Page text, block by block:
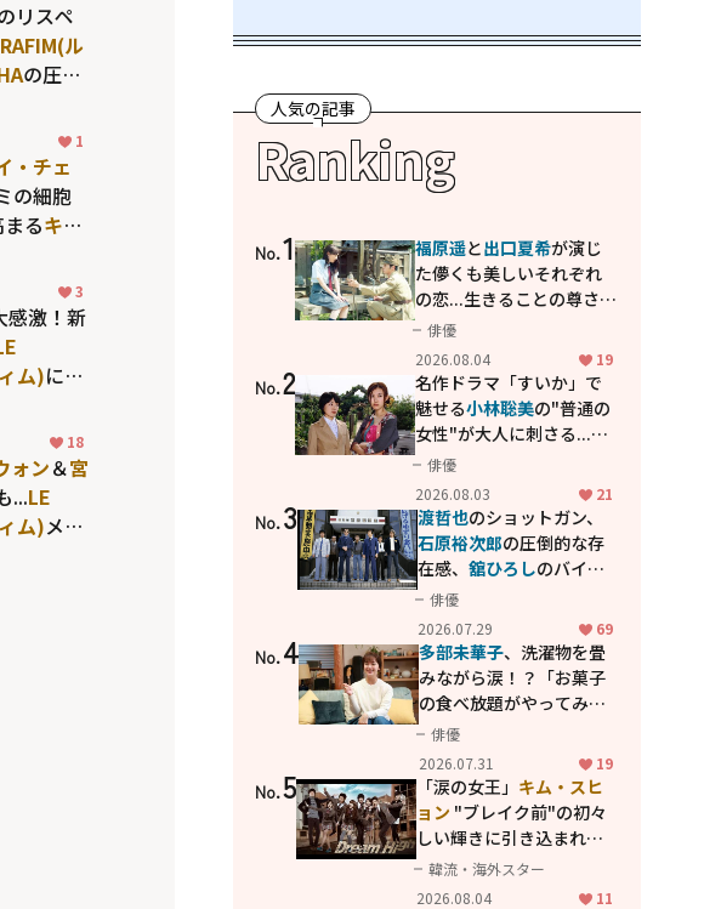
リスペ
ル
の圧巻
！
こそ実 1
・チェ
の細胞
るキ
の登竜
ク」の
3
感激！新
ム)に対
ーム
絶賛し
の言葉と
18
ォン＆宮
...LE
ム)メン
いま
屋での
人気の記事
Ranking
No.1 福原遥と出口夏希が演じ
た儚くも美しいそれぞれ
の恋...生きることの尊さを
教えてくれた映画「あの
花が咲く丘で、君とまた出
会えたら。」
俳優
2026.08.04
19
No.2
名作ドラマ「すいか」で
魅せる小林聡美の"普通の
女性"が大人に刺さる...映
画「かもめ食堂」にも通
じる静かな芝居
俳優
2026.08.03
21
No.3 渡哲也のショットガン、
石原裕次郎の圧倒的な存
在感、舘ひろしのバイク
アクション！"大門軍
団"のカッコよさが詰まっ
た「西部警察 PART-II」
俳優
2026.07.29
69
No.4 多部未華子、洗濯物を畳
みながら涙！？「お菓子
の食べ放題がやってみた
い」ハンディファン4台の
暑さ対策も明かす
俳優
2026.07.31
19
No.5 「涙の女王」 キム・スヒ
ョン "ブレイク前"の初々
しい輝きに引き込まれ
る...2PM テギョン
共演の青春名作「ドリー
韓流・海外スター
2026.08.04
11